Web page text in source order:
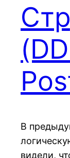
В
видели,